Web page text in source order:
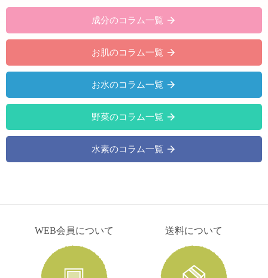
成分のコラム一覧
お肌のコラム一覧
お水のコラム一覧
野菜のコラム一覧
水素のコラム一覧
WEB会員について 送料について